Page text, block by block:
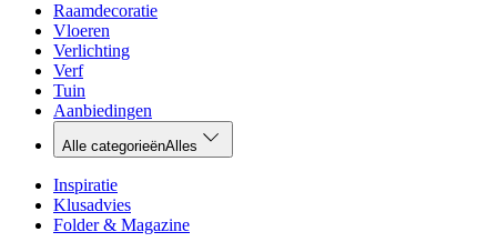
Raamdecoratie
Vloeren
Verlichting
Verf
Tuin
Aanbiedingen
Alle categorieënAlles
Inspiratie
Klusadvies
Folder & Magazine